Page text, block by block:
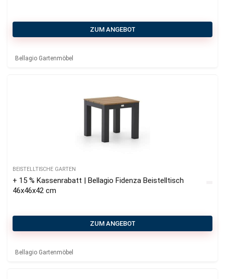
ZUM ANGEBOT
Bellagio Gartenmöbel
BEISTELLTISCHE GARTEN
+ 15 % Kassenrabatt | Bellagio Fidenza Beistelltisch
46x46x42 cm
ZUM ANGEBOT
Bellagio Gartenmöbel